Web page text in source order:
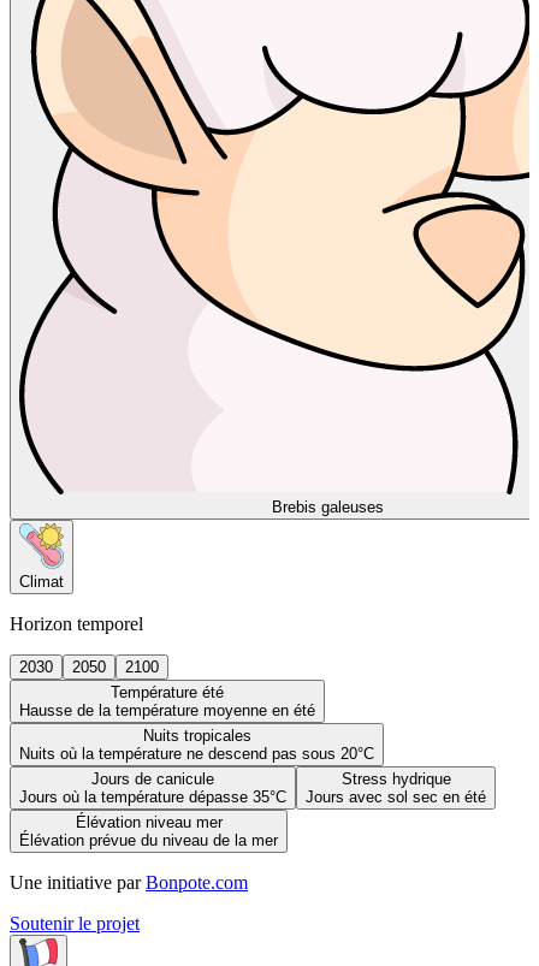
Brebis galeuses
Climat
Horizon temporel
2030 2050
2100
Température été
Hausse de la température moyenne en été
Nuits tropicales
Nuits où la température ne descend pas sous 20°C
Jours de canicule
Jours où la température dépasse 35°C
Stress hydrique
Jours avec sol sec en été
Élévation niveau mer
Élévation prévue du niveau de la mer
Une initiative par Bonpote.com
Soutenir le projet